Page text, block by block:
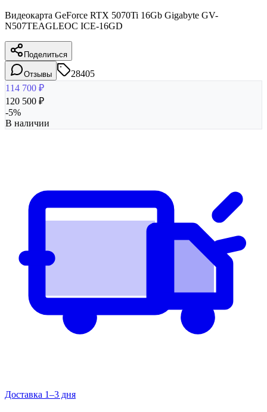
Видеокарта GeForce RTX 5070Ti 16Gb Gigabyte GV-
N507TEAGLEOC ICE-16GD
Поделиться
Отзывы
28405
114 700 ₽
120 500 ₽
-5%
В наличии
Доставка 1–3 дня